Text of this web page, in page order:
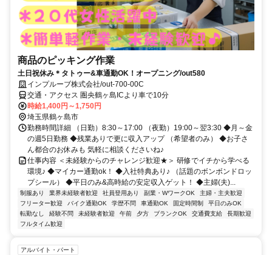
商品のピッキング作業
土日祝休み＊タトゥー&車通勤OK！オープニング/out580
インプルーブ株式会社/out-700-00C
交通・アクセス 圏央鶴ヶ島ICより車で10分
時給1,400円～1,750円
埼玉県鶴ヶ島市
勤務時間詳細 （日勤）8:30～17:00 （夜勤）19:00～翌3:30 ◆月～金
の週5日勤務 ◆残業ありで更に収入アップ （希望者のみ） ◆お子さ
ん都合のお休みも 気軽に相談くださいね♪
仕事内容 ＜未経験からのチャレンジ歓迎★＞ 研修でイチから学べる
環境♪ ◆マイカー通勤ok！ ◆入社特典あり♪ （話題のボンボンドロッ
プシール） ◆平日のみ&高時給の安定収入ゲット！ ◆主婦(夫)...
制服あり 業界未経験者歓迎 社員登用あり 副業・WワークOK
主婦・主夫歓迎
フリーター歓迎
バイク通勤OK 学歴不問 車通勤OK 固定時間制
平日のみOK
転勤なし
経験不問 未経験者歓迎 午前 夕方 ブランクOK 交通費支給
長期歓迎
フルタイム歓迎
アルバイト・パート